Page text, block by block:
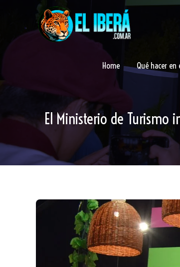
contenido
Home Qué hacer en
El Ministerio de Turismo